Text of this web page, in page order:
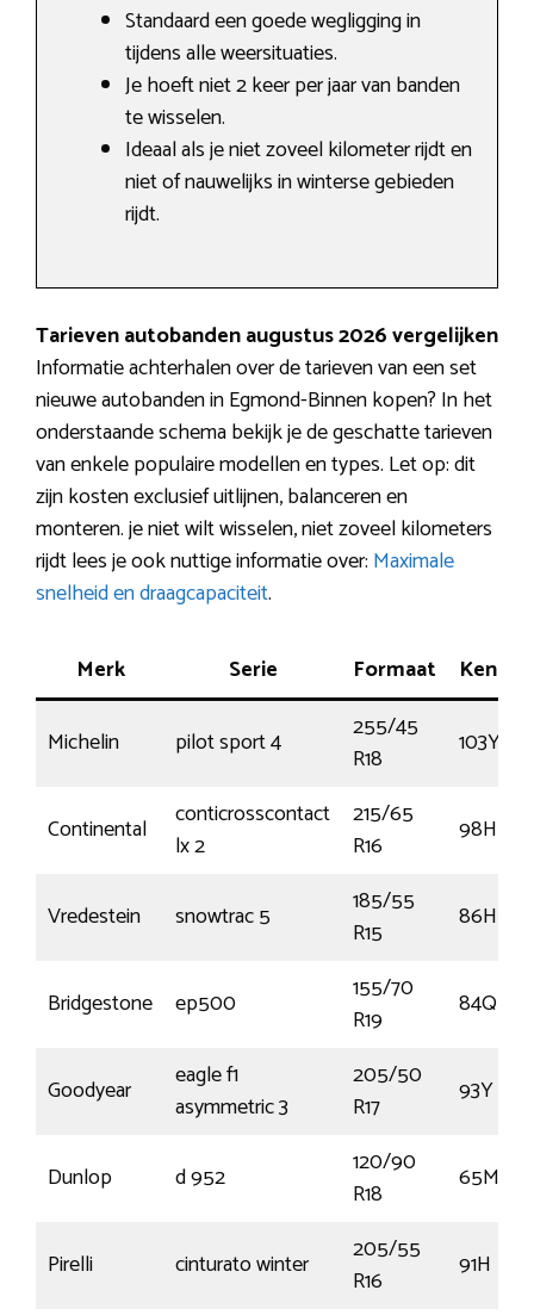
Standaard een goede wegligging in
tijdens alle weersituaties.
Je hoeft niet 2 keer per jaar van banden
te wisselen.
Ideaal als je niet zoveel kilometer rijdt en
niet of nauwelijks in winterse gebieden
rijdt.
Tarieven autobanden augustus 2026 vergelijken
Informatie achterhalen over de tarieven van een set
nieuwe autobanden in Egmond-Binnen kopen? In het
onderstaande schema bekijk je de geschatte tarieven
van enkele populaire modellen en types. Let op: dit
zijn kosten exclusief uitlijnen, balanceren en
monteren. je niet wilt wisselen, niet zoveel kilometers
rijdt lees je ook nuttige informatie over: Maximale
snelheid en draagcapaciteit.
Merk Serie Formaat
Michelin pilot sport 4
255/45
R18
103Y
Continental
conticrosscontact
lx 2
215/65
R16
98H
Vredestein snowtrac 5
185/55
R15
86H
Bridgestone ep500
155/70
R19
84Q
Goodyear
eagle f1
asymmetric 3
205/50
R17
93Y
Dunlop d 952
120/90
R18
65M
Pirelli cinturato winter
205/55
R16
91H